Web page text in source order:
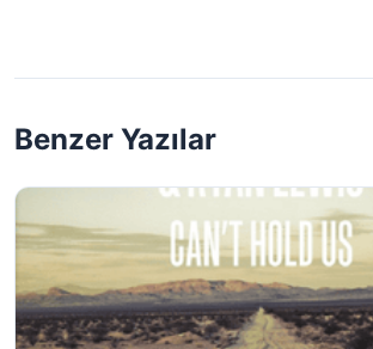
Benzer Yazılar